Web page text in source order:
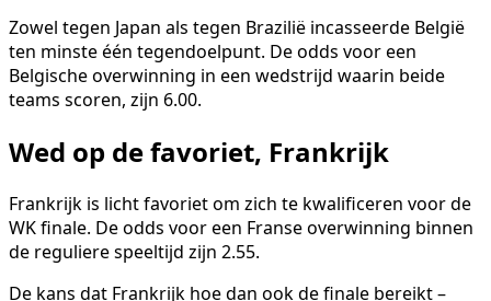
Zowel tegen Japan als tegen Brazilië incasseerde België
ten minste één tegendoelpunt. De odds voor een
Belgische overwinning in een wedstrijd waarin beide
teams scoren, zijn 6.00.
Wed op de favoriet, Frankrijk
Frankrijk is licht favoriet om zich te kwalificeren voor de
WK finale. De odds voor een Franse overwinning binnen
de reguliere speeltijd zijn 2.55.
De kans dat Frankrijk hoe dan ook de finale bereikt –